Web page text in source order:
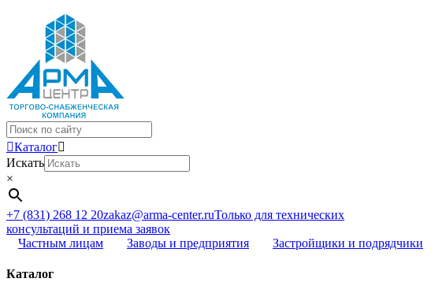
Поиск
...Каталог
Искать
×
+7 (831) 268 12 20zakaz@arma-center.ruТолько для технических
консультаций и приема заявок
Частным лицам
Заводы и предприятия Застройщики и подрядчики
Каталог